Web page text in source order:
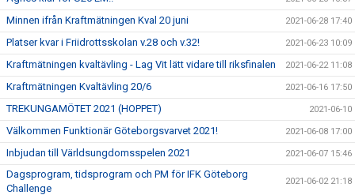
Minnen ifrån Kraftmätningen Kval 20 juni 2021-06-28 17:40
Platser kvar i Friidrottsskolan v.28 och v.32! 2021-06-23 10:09
Kraftmätningen kvaltävling - Lag Vit lätt vidare till riksfinalen 2021-06-22 11:08
Kraftmätningen Kvaltävling 20/6 2021-06-16 17:50
TREKUNGAMÖTET 2021 (HOPPET) 2021-06-10
Välkommen Funktionär Göteborgsvarvet 2021! 2021-06-08 17:00
Inbjudan till Världsungdomsspelen 2021 2021-06-07 15:46
Dagsprogram, tidsprogram och PM för IFK Göteborg
Challenge
2021-06-02 21:18